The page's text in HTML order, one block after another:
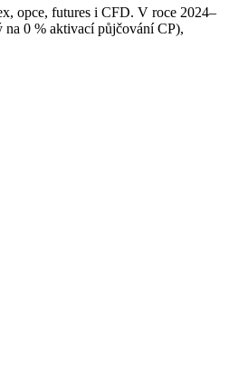
opce, futures i CFD. V roce 2024–
na 0 % aktivací půjčování CP),